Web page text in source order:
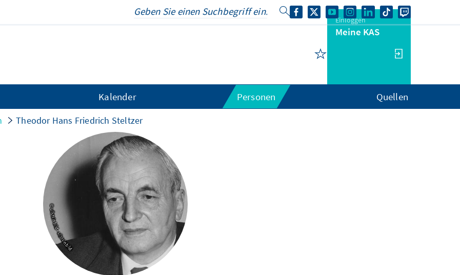
Einloggen
Meine KAS
Kalender Personen Quellen
Theodor Hans Friedrich Steltzer
© ullstein bild - ullstein bild